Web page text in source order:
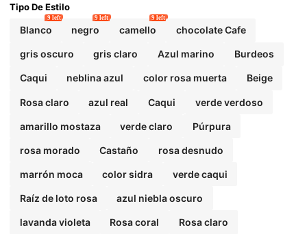
Tipo De Estilo
Blanco
9 left
negro
9 left
camello
9 left
chocolate Cafe
gris oscuro gris claro Azul marino Burdeos
Caqui neblina azul color rosa muerta Beige
Rosa claro azul real Caqui verde verdoso
amarillo mostaza verde claro Púrpura
rosa morado Castaño rosa desnudo
marrón moca color sidra verde caqui
Raíz de loto rosa azul niebla oscuro
lavanda violeta Rosa coral Rosa claro